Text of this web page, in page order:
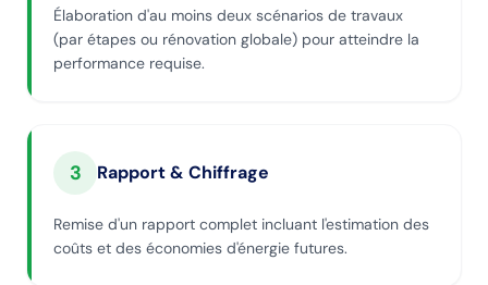
Élaboration d'au moins deux scénarios de travaux
(par étapes ou rénovation globale) pour atteindre la
performance requise.
3 Rapport & Chiffrage
Remise d'un rapport complet incluant l'estimation des
coûts et des économies d'énergie futures.